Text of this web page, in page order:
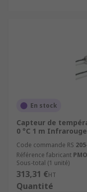
En stock
Capteur de
0 °C 1 m
Code commande RS
Référence fabricant
Sous-total (1 unité)
313,31 €HT
Quantité